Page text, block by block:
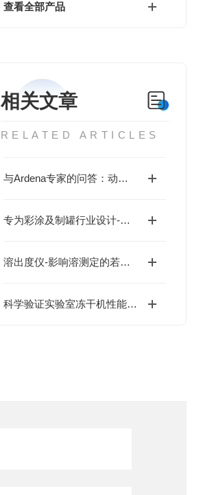
查看全部产品
相关文章
RELATED ARTICLES
与Ardena专家的问答：动态蒸汽吸附(DVS)及其在API特征
专为彩涂及制罐行业设计-欧申纳斯涂料温控系统
溶出度仪-影响溶测定的若干因素
科学验证实验室冻干机性能：校准规范与关键技术解析